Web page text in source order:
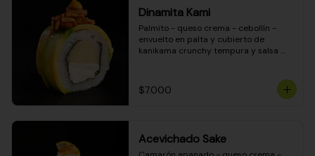
Dinamita Kami
Palmito - queso crema - cebollín -
envuelto en palta y cubierto de
kanikama crunchy tempura y salsa
$7.000
Acevichado Sake